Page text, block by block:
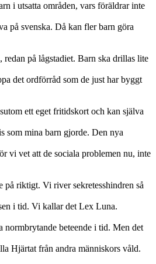
i utsatta områden, vars föräldrar inte
på svenska. Då kan fler barn göra
på lågstadiet. Barn ska drillas lite
det ordförråd som de just har byggt
ett eget fritidskort och kan själva
som mina barn gjorde. Den nya
vi vet att de sociala problemen nu, inte
på riktigt. Vi river sekretesshindren så
i tid. Vi kallar det Lex Luna.
normbrytande beteende i tid. Men det
Hjärtat från andra människors våld.